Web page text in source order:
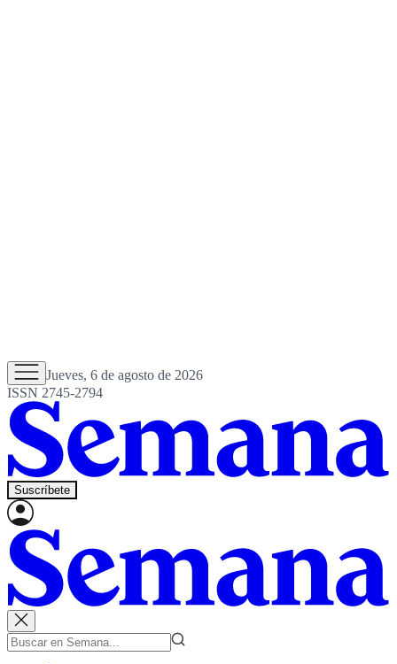
Jueves, 6 de agosto de 2026
ISSN 2745-2794
Suscríbete